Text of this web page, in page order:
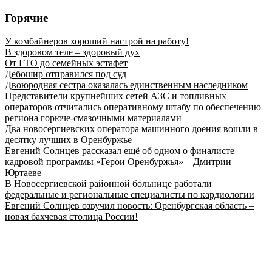
Горячие
У комбайнеров хороший настрой на работу!
В здоровом теле – здоровый дух
От ГТО до семейных эстафет
Дебошир отправился под суд
Двоюродная сестра оказалась единственным наследником
Представители крупнейших сетей АЗС и топливных
операторов отчитались оперативному штабу по обеспечению
региона горюче‑смазочными материалами
Два новосергиевских оператора машинного доения вошли в
десятку лучших в Оренбуржье
Евгений Солнцев рассказал ещё об одном о финалисте
кадровой программы «Герои Оренбуржья» – Дмитрии
Юртаеве
В Новосергиевской районной больнице работали
федеральные и региональные специалисты по кардиологии
Евгений Солнцев озвучил новость: Оренбургская область –
новая бахчевая столица России!